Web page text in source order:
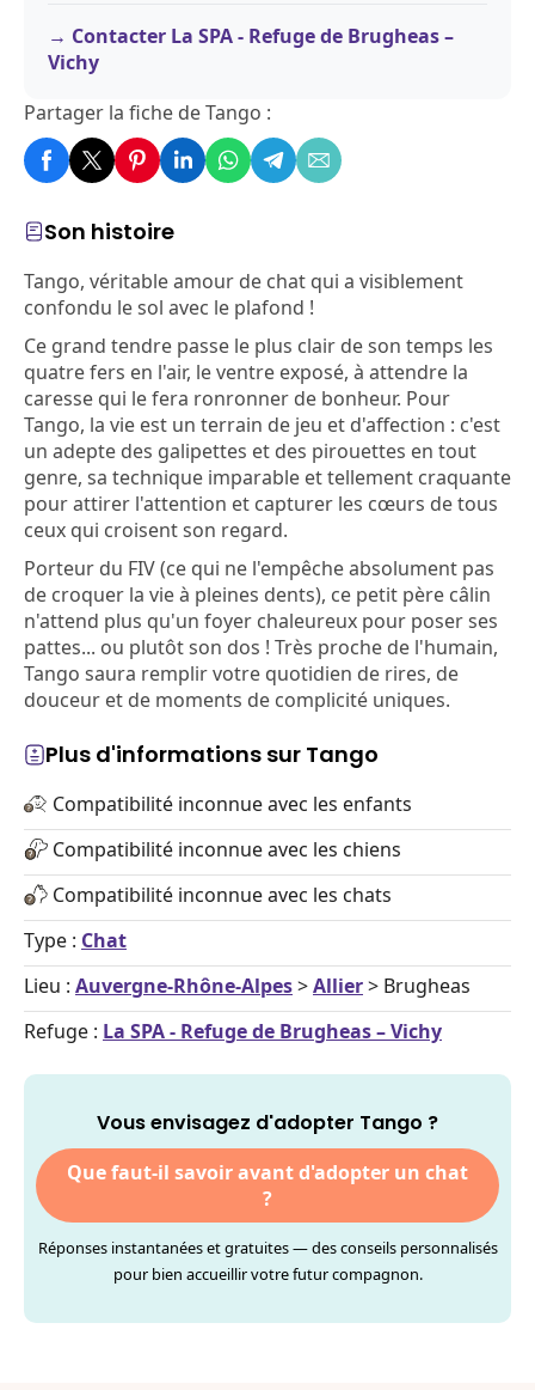
Son histoire
Tango, véritable amour de chat qui a visiblement
confondu le sol avec le plafond !
Ce grand tendre passe le plus clair de son temps les
quatre fers en l'air, le ventre exposé, à attendre la
caresse qui le fera ronronner de bonheur. Pour
Tango, la vie est un terrain de jeu et d'affection : c'est
un adepte des galipettes et des pirouettes en tout
genre, sa technique imparable et tellement craquante
pour attirer l'attention et capturer les cœurs de tous
ceux qui croisent son regard.
Porteur du FIV (ce qui ne l'empêche absolument pas
de croquer la vie à pleines dents), ce petit père câlin
n'attend plus qu'un foyer chaleureux pour poser ses
pattes... ou plutôt son dos ! Très proche de l'humain,
Tango saura remplir votre quotidien de rires, de
douceur et de moments de complicité uniques.
Plus d'informations sur Tango
Compatibilité inconnue avec les enfants
Compatibilité inconnue avec les chiens
Compatibilité inconnue avec les chats
Type : Chat
Lieu : Auvergne-Rhône-Alpes>Allier> Brugheas
Refuge : La SPA - Refuge de Brugheas – Vichy
Vous envisagez d'adopter Tango ?
Que faut-il savoir avant d'adopter un chat
?
Réponses instantanées et gratuites — des conseils personnalisés
pour bien accueillir votre futur compagnon.
Contacter La SPA - Refuge de Brugheas –
Vichy
Partager la fiche de Tango :